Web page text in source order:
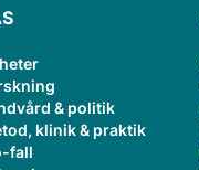
& politik
klinik & praktik
fall